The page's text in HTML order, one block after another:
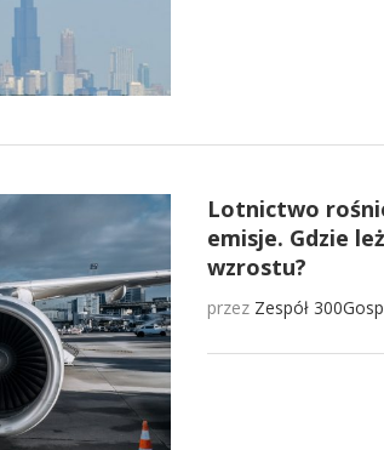
Lotnictwo
emisje. Gdzie
wzrostu?
przez Zespół